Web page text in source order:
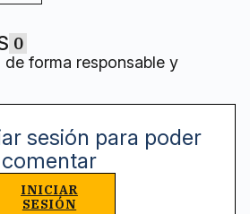
0
forma responsable y
sesión para poder
comentar
INICIAR
SESIÓN